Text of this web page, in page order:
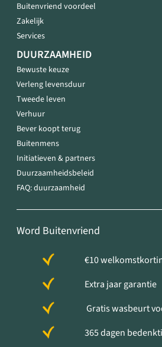
Buitenvriend voordeel
Zakelijk
Services
DUURZAAMHEID
Bewuste keuze
Verleng levensduur
Tweede leven
Verhuur
Bever koopt terug
Buitenmens
Initiatieven & partners
Duurzaamheidsbeleid
FAQ: duurzaamheid
Word Buitenvriend
€10
Extra jaar garantie
Gratis wasbeurt
365 dagen